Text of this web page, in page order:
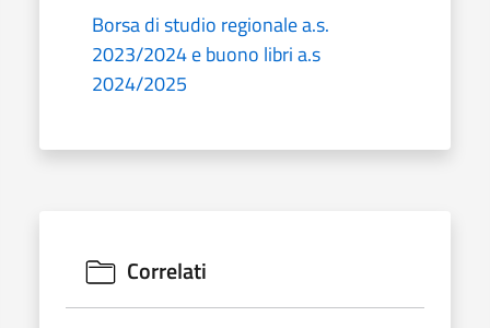
Borsa di studio regionale a.s.
2023/2024 e buono libri a.s
2024/2025
Correlati